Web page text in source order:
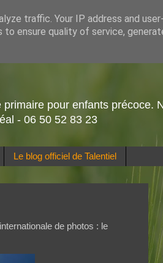
pour enfants précoce.
- 06 50 52 83 23
Le blog officiel de Talentiel
de photos : le
traffic. Your IP address and
ensure quality of service,